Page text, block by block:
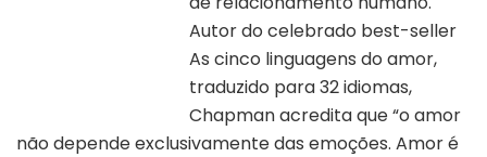
Autor do celebrado best-seller
As cinco linguagens do amor,
traduzido para 32 idiomas,
Chapman acredita que “o amor
não depende exclusivamente das emoções. Amor é